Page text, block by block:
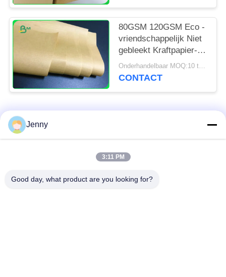
80GSM 120GSM Eco -
vriendschappelijk Niet
gebleekt Kraftpapier-
Document voor
Voedselpakketten
Onderhandelbaar MOQ:10 ton voor speciale grootte & 1 ton voor standaardgrootte
CONTACT
populaire categorieën
bruin kraftpapier-
Jenny
3:11 PM
Good day, what product are you looking for?